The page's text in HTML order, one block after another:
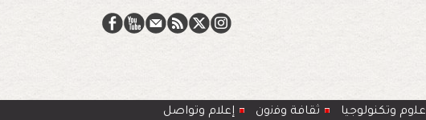
ﻋﻠوم وتكنولوجيا ﺛﻘﺎﻓﺔ وﻓﻧون
إعلام وتواصل